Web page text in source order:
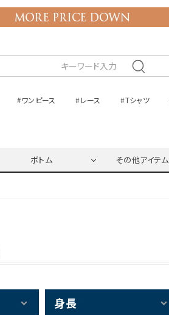
#ワンピース #レース #Tシャツ
ボトム その他アイテム
身長